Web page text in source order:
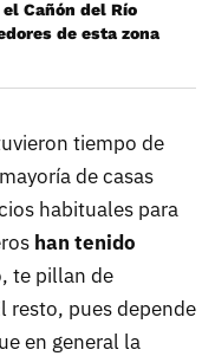
Cañón del Río
de esta zona
tiempo de
de casas
habituales para
han tenido
te pillan de
resto, pues depende
en general la